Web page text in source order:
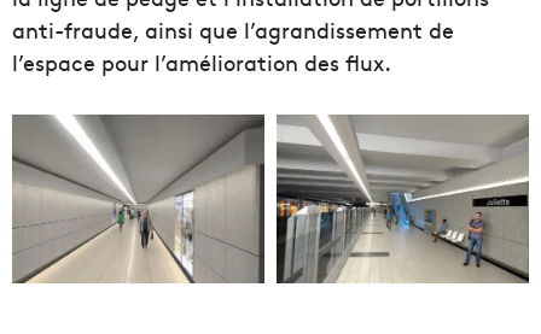
anti-fraude, ainsi que l’agrandissement de
l’espace pour l’amélioration des flux.